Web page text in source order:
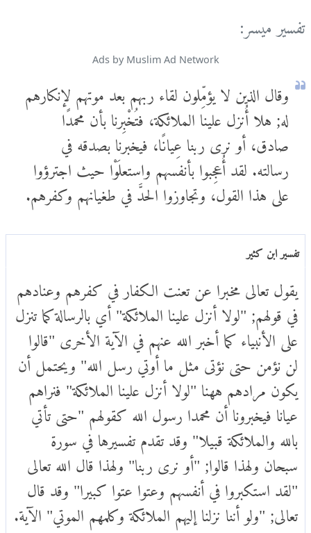
تفسير ميسر:
Ads by Muslim Ad Network
وقال الذين لا يؤمِّلون لقاء ربهم بعد موتهم لإنكارهم
له; هلا أُنزل علينا الملائكة، فتُخْبِرنا بأن محمدًا
صادق، أو نرى ربنا عِيانًا، فيخبرنا بصدقه في
رسالته. لقد أُعجِبوا بأنفسهم واستعلَوْا حيث اجترؤوا
على هذا القول، وتجاوزوا الحدَّ في طغيانهم وكفرهم.
تفسير ابن كثير
يقول تعالى مخبرا عن تعنت الكفار في كفرهم وعنادهم
في قولهم; "لولا أنزل علينا الملائكة" أي بالرسالة كما تنزل
على الأنبياء كما أخبر الله عنهم في الآية الأخرى "قالوا
لن نؤمن حتى نؤتى مثل ما أوتي رسل الله" ويحتمل أن
يكون مرادهم ههنا "لولا أنزل علينا الملائكة" فنراهم
عيانا فيخبرونا أن محمدا رسول الله كقولهم "حتى تأتي
بالله والملائكة قبيلا" وقد تقدم تفسيرها في سورة
سبحان ولهذا قالوا; "أو نرى ربنا" ولهذا قال الله تعالى
"لقد استكبروا في أنفسهم وعتوا عتوا كبيرا" وقد قال
تعالى; "ولو أننا نزلنا إليهم الملائكة وكلمهم الموتي" الآية.